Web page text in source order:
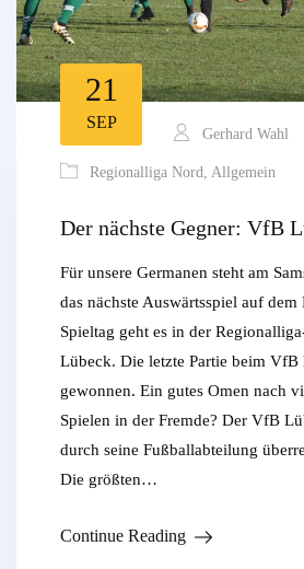
21
SEP
Gerhard Wahl
Regionalliga Nord, Allgemein
Der nächste Gegner: VfB
Für unsere Germanen steht am
das nächste Auswärtsspiel auf dem
Spieltag geht es in der
Lübeck. Die letzte Partie beim VfB
gewonnen. Ein gutes Omen nach
Spielen in der Fremde? Der VfB
durch seine Fußballabteilung
Die größten…
Continue Reading